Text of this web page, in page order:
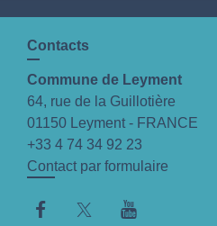
Contacts
Commune de Leyment
64, rue de la Guillotière
01150 Leyment - FRANCE
+33 4 74 34 92 23
Contact par formulaire